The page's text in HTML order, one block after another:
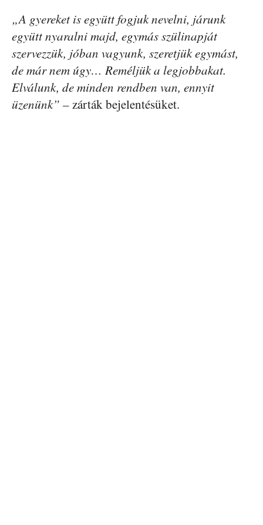
„A gyereket is együtt fogjuk nevelni, járunk
együtt nyaralni majd, egymás szülinapját
szervezzük, jóban vagyunk, szeretjük egymást,
de már nem úgy… Reméljük a legjobbakat.
Elválunk, de minden rendben van, ennyit
üzenünk” – zárták bejelentésüket.